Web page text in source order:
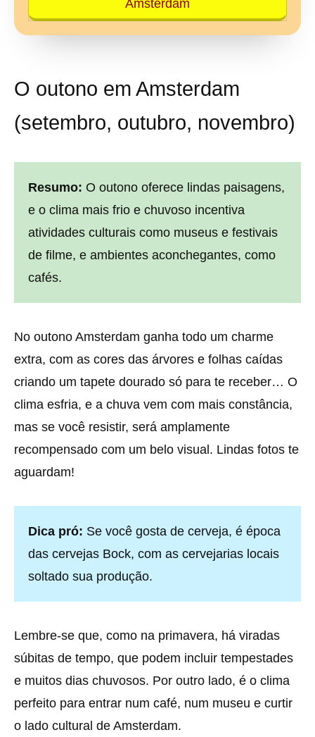
Amsterdam
O outono em Amsterdam
(setembro, outubro, novembro)
Resumo: O outono oferece lindas paisagens,
e o clima mais frio e chuvoso incentiva
atividades culturais como museus e festivais
de filme, e ambientes aconchegantes, como
cafés.
No outono Amsterdam ganha todo um charme
extra, com as cores das árvores e folhas caídas
criando um tapete dourado só para te receber… O
clima esfria, e a chuva vem com mais constância,
mas se você resistir, será amplamente
recompensado com um belo visual. Lindas fotos te
aguardam!
Dica pró: Se você gosta de cerveja, é época
das cervejas Bock, com as cervejarias locais
soltado sua produção.
Lembre-se que, como na primavera, há viradas
súbitas de tempo, que podem incluir tempestades
e muitos dias chuvosos. Por outro lado, é o clima
perfeito para entrar num café, num museu e curtir
o lado cultural de Amsterdam.